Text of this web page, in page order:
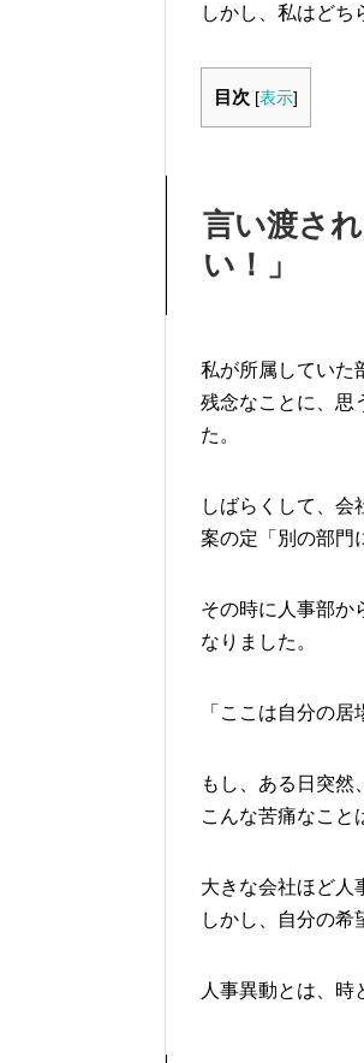
しかし、私はどち
目次 [表示]
言い渡さ
い！」
私が所属していた
残念なことに、思
た。
しばらくして、会
案の定「別の部門
その時に人事部か
なりました。
「ここは自分の
もし、ある日突然
こんな苦痛なこと
大きな会社ほど人
しかし、自分の希
人事異動とは、時